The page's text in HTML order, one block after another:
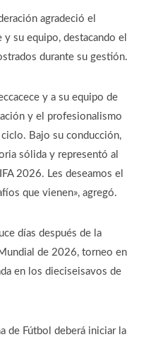
agradeció el
su equipo, destacando el
durante su gestión.
y a su equipo de
y el profesionalismo
Bajo su conducción,
sólida y representó al
2026. Les deseamos el
que vienen», agregó.
días después de la
de 2026, torneo en
en los dieciseisavos de
de Fútbol deberá iniciar la